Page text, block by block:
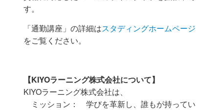
す。
「通勤講座」の詳細はスタディングホームページ
をご覧ください。
【KIYOラーニング株式会社について】
KIYOラーニング株式会社は、
ミッション： 学びを革新し、誰もが持ってい